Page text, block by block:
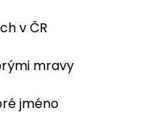
v ČR
mravy
jméno